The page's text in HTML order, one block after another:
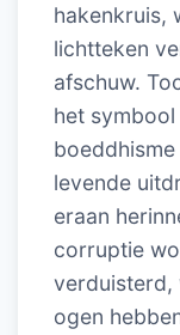
hakenkruis,
lichtteken
afschuw.
het
levende
eraan
corruptie
verduisterd,
ogen